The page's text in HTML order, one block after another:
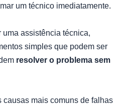
um técnico imediatamente.
assistência técnica,
simples que podem ser
resolver o problema sem
causas mais comuns de falhas